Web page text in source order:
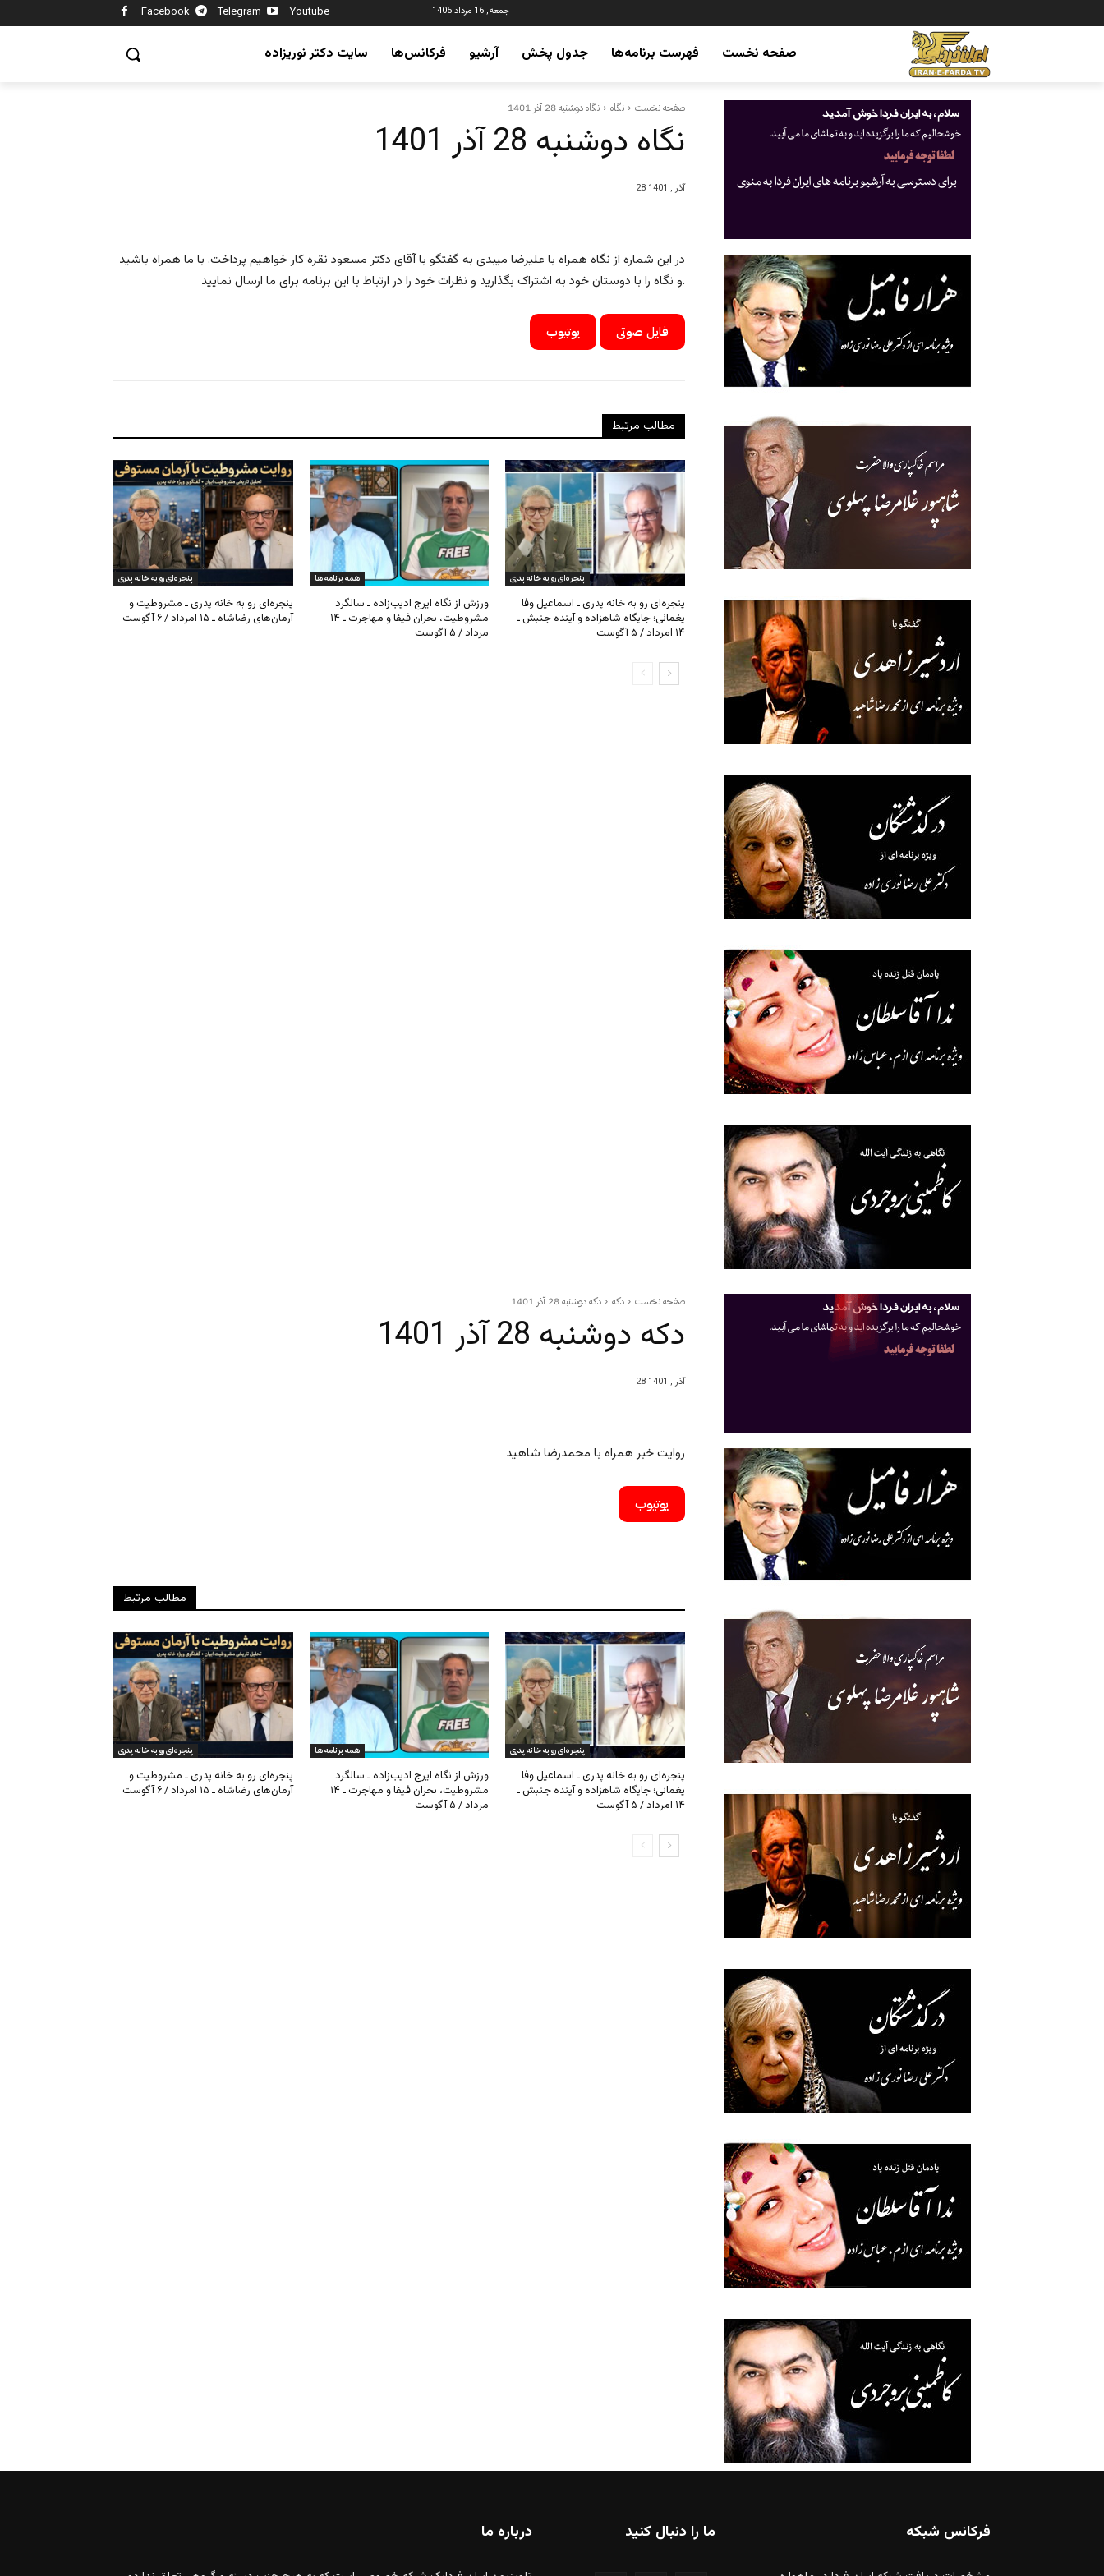
Facebook Telegram Youtube جمعه, 16 مرداد 1405
صفحه نخست فهرست برنامه‌ها جدول پخش آرشیو فرکانس‌ها سایت دکتر نوریزاده
صفحه نخست نگاه نگاه دوشنبه 28 آذر 1401
نگاه دوشنبه 28 آذر 1401
28 آذر , 1401
در این شماره از نگاه همراه با علیرضا میبدی به گفتگو با آقای دکتر مسعود نقره کار خواهیم پرداخت. با ما همراه باشید
و نگاه را با دوستان خود به اشتراک بگذارید و نظرات خود را در ارتباط با این برنامه برای ما ارسال نمایید.
یوتیوب فایل صوتی
مطالب مرتبط
پنجره‌ای رو به خانه پدری
پنجره‌ای رو به خانه پدری ـ مشروطیت و
آرمان‌های رضاشاه ـ ۱۵ امرداد / ۶ آگوست
همه برنامه ها
ورزش از نگاه ایرج ادیب‌زاده ـ سالگرد
مشروطیت، بحران فیفا و مهاجرت ـ ۱۴
مرداد / ۵ آگوست
پنجره‌ای رو به خانه پدری
پنجره‌ای رو به خانه پدری ـ اسماعیل وفا
یغمائی؛ جایگاه شاهزاده و آینده جنبش ـ
۱۴ امرداد / ۵ آگوست
فرکانس شبکه ما را دنبال کنید درباره ما